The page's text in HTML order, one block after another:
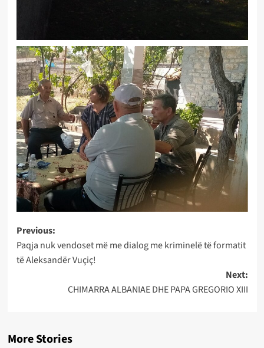
Post
navigation
Previous:
Paqja nuk vendoset më me dialog me kriminelë të formatit
të Aleksandër Vuçiç!
Next:
CHIMARRA ALBANIAE DHE PAPA GREGORIO XIII
More Stories